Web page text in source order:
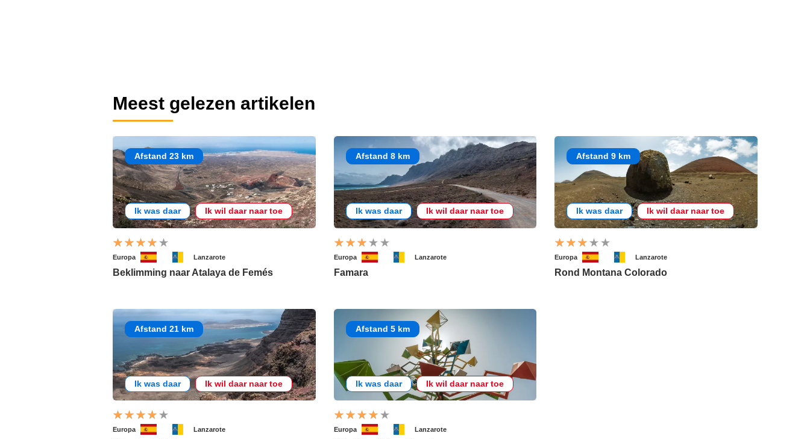
Meest gelezen artikelen
Afstand 23 km
Ik was daar Ik wil daar naar toe
Europa Lanzarote
Beklimming naar Atalaya de Femés
Afstand 8 km
Ik was daar Ik wil daar naar toe
Europa Lanzarote
Famara
Afstand 9 km
Ik was daar Ik wil daar naar toe
Europa Lanzarote
Rond Montana Colorado
Afstand 21 km
Ik was daar Ik wil daar naar toe
Europa Lanzarote
Afstand 5 km
Ik was daar Ik wil daar naar toe
Europa Lanzarote